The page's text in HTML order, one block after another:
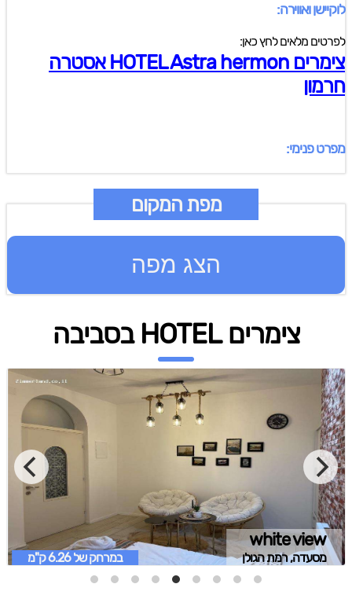
לוקיישן ואווירה:
לפרטים מלאים לחץ כאן:
צימרים HOTEL Astra hermon אסטרה
חרמון
מפרט פנימי:
מפת המקום
הצג מפה
צימרים HOTEL בסביבה
white view
מסעדה, רמת הגולן במרחק של 6.26 ק"מ